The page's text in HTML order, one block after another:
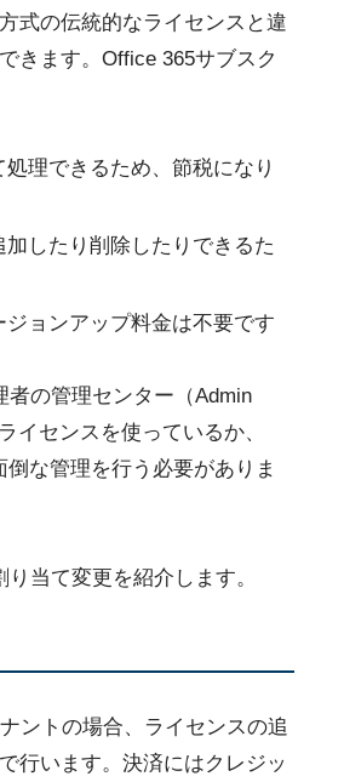
式の伝統的なライセンスと違
きます。Office 365サブスク
理できるため、節税になり
したり削除したりできるた
ョンアップ料金は不要です
者の管理センター（Admin
イセンスを使っているか、
な管理を行う必要がありま
当て変更を紹介します。
ントの場合、ライセンスの追
行います。決済にはクレジッ